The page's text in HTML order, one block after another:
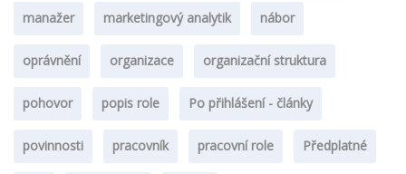
manažer marketingový analytik nábor
oprávnění organizace organizační struktura
pohovor popis role Po přihlášení - články
povinnosti pracovník pracovní role Předplatné